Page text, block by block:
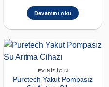
Devamını oku
EVINIZ İÇIN
Puretech Yakut Pompasız